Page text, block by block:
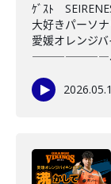
ｹﾞｽﾄ
大好きパーソ
愛媛オレンジ